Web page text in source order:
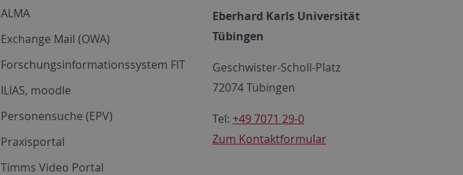
ALMA
Exchange Mail (OWA)
Forschungsinformationssystem FIT
ILIAS, moodle
Personensuche (EPV)
Praxisportal
Timms Video Portal
Eberhard Karls Universität
Tübingen
Geschwister-Scholl-Platz
72074 Tübingen
Tel: +49 7071 29-0
Zum Kontaktformular